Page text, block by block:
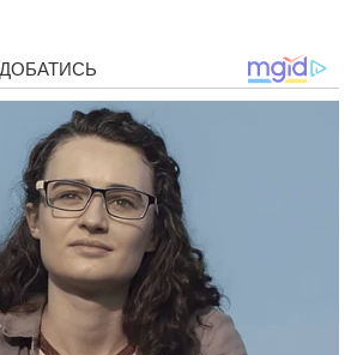
гарний день
побажати:
людей